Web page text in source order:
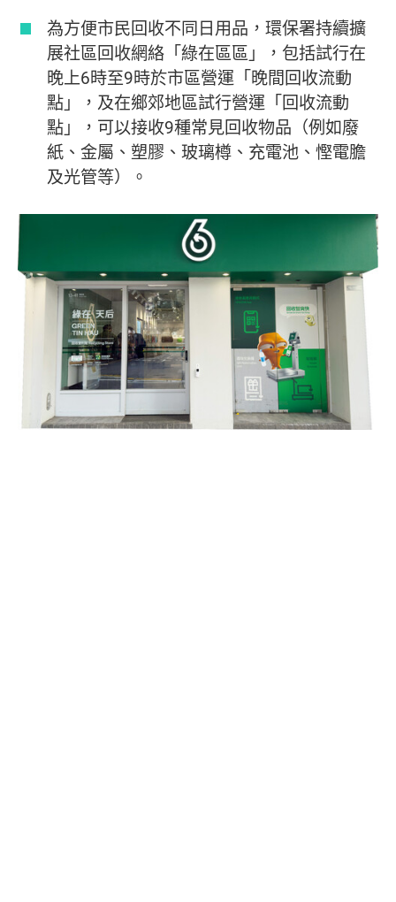
為方便市民回收不同日用品，環保署持續擴
展社區回收網絡「綠在區區」，包括試行在
晚上6時至9時於市區營運「晚間回收流動
點」，及在鄉郊地區試行營運「回收流動
點」，可以接收9種常見回收物品（例如廢
紙、金屬、塑膠、玻璃樽、充電池、慳電膽
及光管等）。